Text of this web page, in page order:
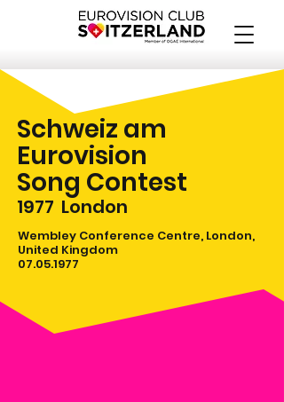
Schweiz am
Eurovision
Song Contest
London
1977
Wembley Conference Centre, London,
United Kingdom
07.05.1977